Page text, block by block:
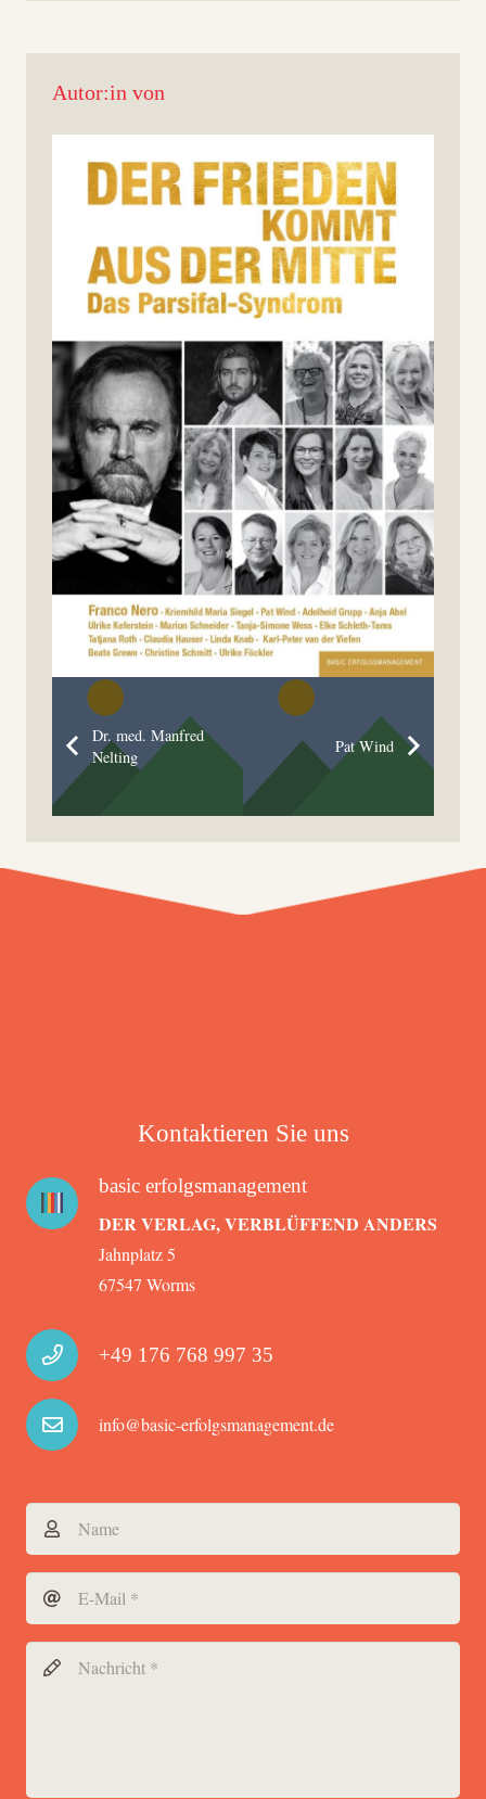
Autor:in von
Dr. med. Manfred
Nelting
Pat Wind
Kontaktieren Sie uns
basic erfolgsmanagement
DER VERLAG, VERBLÜFFEND ANDERS
Jahnplatz 5
67547 Worms
+49 176 768 997 35
info@basic-erfolgsmanagement.de